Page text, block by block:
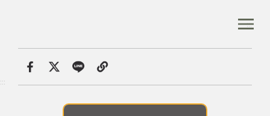
區
:::
首頁 音樂資料庫
:::
首頁